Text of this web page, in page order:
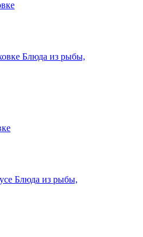
Блюда из рыбы,
Блюда из рыбы,